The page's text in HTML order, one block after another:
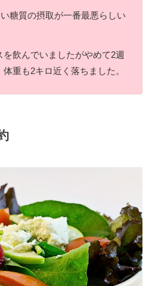
糖質の摂取が一番最悪らしい
飲んでいましたがやめて2週
重も2キロ近く落ちました。